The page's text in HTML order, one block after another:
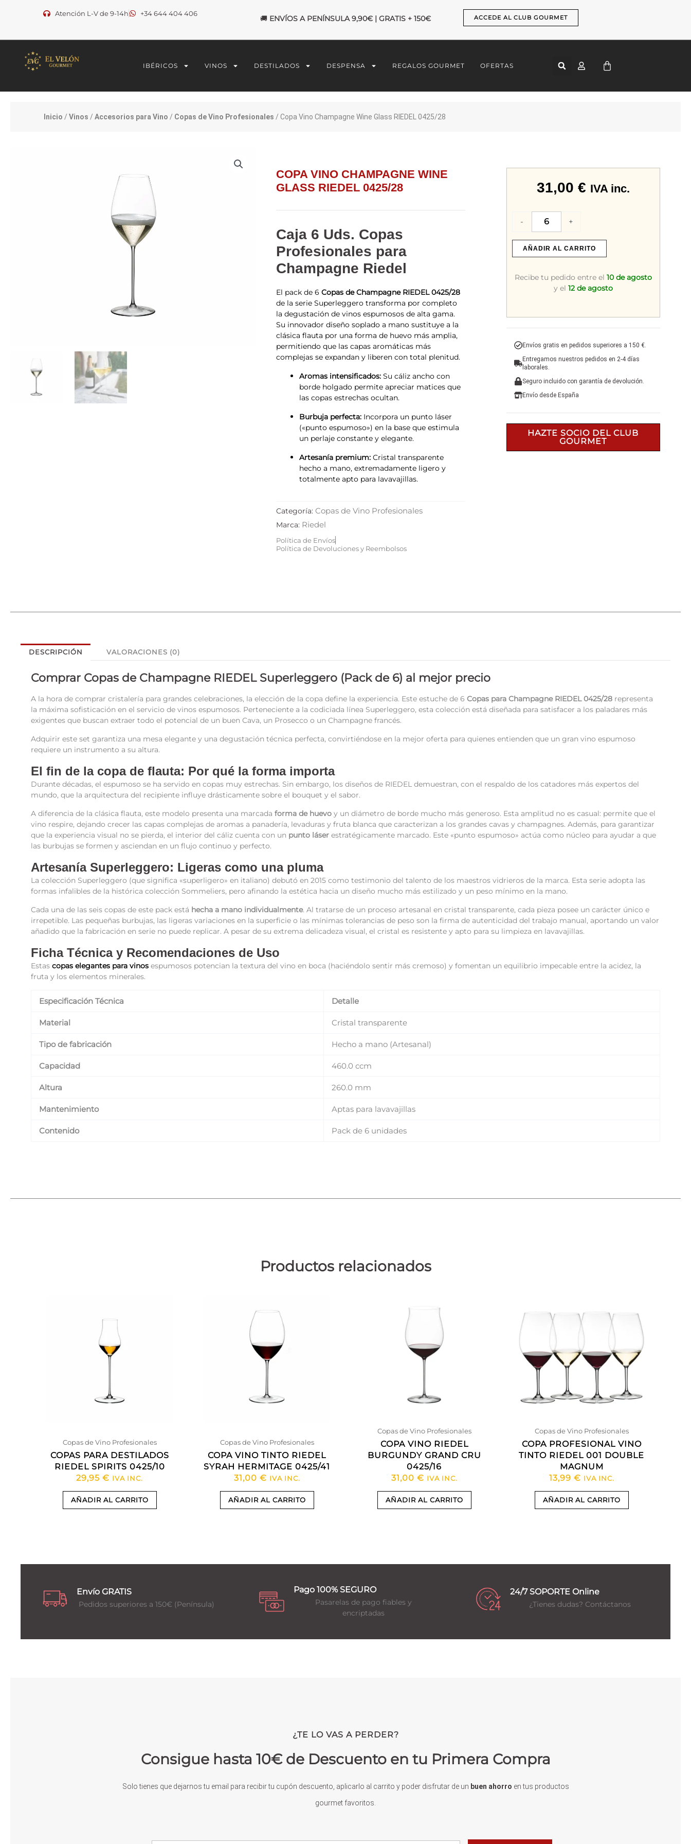
Atención L-V de 9-14h +34 644 404 406
🚚 ENVÍOS A PENÍNSULA 9,90€ | GRATIS + 150€ ACCEDE AL CLUB GOURMET
IBÉRICOS VINOS DESTILADOS DESPENSA REGALOS GOURMET OFERTAS CART
Inicio /Vinos /Accesorios para Vino / Copas de Vino Profesionales / Copa Vino Champagne Wine Glass RIEDEL 0425/28
COPA VINO CHAMPAGNE WINE
GLASS RIEDEL 0425/28
Caja 6 Uds. Copas
Profesionales para
Champagne Riedel
El pack de 6Copas de Champagne RIEDEL 0425/28
de la serie Superleggero transforma por completo
la degustación de vinos espumosos de alta gama.
Su innovador diseño soplado a mano sustituye a la
clásica flauta por una forma de huevo más amplia,
permitiendo que las capas aromáticas más
complejas se expandan y liberen con total plenitud.
Aromas intensificados: Su cáliz ancho con
borde holgado permite apreciar matices que
las copas estrechas ocultan.
Burbuja perfecta: Incorpora un punto láser
(«punto espumoso») en la base que estimula
un perlaje constante y elegante.
Artesanía premium: Cristal transparente
hecho a mano, extremadamente ligero y
totalmente apto para lavavajillas.
Categoría:Copas de Vino Profesionales
Marca: Riedel
Política de Envíos
Política de Devoluciones y Reembolsos
31,00 € IVA inc.
-
Champagne
Wine
Glass
0425/28
+
AÑADIR AL CARRITO
Recibe tu pedido entre el 10 de agosto
y el 12 de agosto
Envíos gratis en pedidos superiores a 150 €.
Entregamos nuestros pedidos en 2-4 días
laborales.
Seguro incluido con garantía de devolución.
Envío desde España
HAZTE SOCIO DEL CLUB
GOURMET
DESCRIPCIÓN VALORACIONES (0)
Comprar Copas de Champagne RIEDEL Superleggero (Pack de 6) al mejor precio
A la hora de comprar cristalería para grandes celebraciones, la elección de la copa define la experiencia. Este estuche de 6 Copas para Champagne RIEDEL 0425/28 representa
la máxima sofisticación en el servicio de vinos espumosos. Perteneciente a la codiciada línea Superleggero, esta colección está diseñada para satisfacer a los paladares más
exigentes que buscan extraer todo el potencial de un buen Cava, un Prosecco o un Champagne francés.
Adquirir este set garantiza una mesa elegante y una degustación técnica perfecta, convirtiéndose en la mejor oferta para quienes entienden que un gran vino espumoso
requiere un instrumento a su altura.
El fin de la copa de flauta: Por qué la forma importa
Durante décadas, el espumoso se ha servido en copas muy estrechas. Sin embargo, los diseños de RIEDEL demuestran, con el respaldo de los catadores más expertos del
mundo, que la arquitectura del recipiente influye drásticamente sobre el bouquet y el sabor.
A diferencia de la clásica flauta, este modelo presenta una marcada forma de huevo y un diámetro de borde mucho más generoso. Esta amplitud no es casual: permite que el
vino respire, dejando crecer las capas complejas de aromas a panadería, levaduras y fruta blanca que caracterizan a los grandes cavas y champagnes. Además, para garantizar
que la experiencia visual no se pierda, el interior del cáliz cuenta con un punto láser estratégicamente marcado. Este «punto espumoso» actúa como núcleo para ayudar a que
las burbujas se formen y asciendan en un flujo continuo y perfecto.
Artesanía Superleggero: Ligeras como una pluma
La colección Superleggero (que significa «superligero» en italiano) debutó en 2015 como testimonio del talento de los maestros vidrieros de la marca. Esta serie adopta las
formas infalibles de la histórica colección Sommeliers, pero afinando la estética hacia un diseño mucho más estilizado y un peso mínimo en la mano.
Cada una de las seis copas de este pack está hecha a mano individualmente. Al tratarse de un proceso artesanal en cristal transparente, cada pieza posee un carácter único e
irrepetible. Las pequeñas burbujas, las ligeras variaciones en la superficie o las mínimas tolerancias de peso son la firma de autenticidad del trabajo manual, aportando un valor
añadido que la fabricación en serie no puede replicar. A pesar de su extrema delicadeza visual, el cristal es resistente y apto para su limpieza en lavavajillas.
Ficha Técnica y Recomendaciones de Uso
Estas copas elegantes para vinos espumosos potencian la textura del vino en boca (haciéndolo sentir más cremoso) y fomentan un equilibrio impecable entre la acidez, la
fruta y los elementos minerales.
Especificación Técnica Detalle
Material Cristal transparente
Tipo de fabricación Hecho a mano (Artesanal)
Capacidad 460.0 ccm
Altura 260.0 mm
Mantenimiento Aptas para lavavajillas
Contenido Pack de 6 unidades
Productos relacionados
Copas de Vino Profesionales
COPAS PARA DESTILADOS
RIEDEL SPIRITS 0425/10
29,95 € IVA INC.
AÑADIR AL CARRITO
Copas de Vino Profesionales
COPA VINO TINTO RIEDEL
SYRAH HERMITAGE 0425/41
31,00 € IVA INC.
AÑADIR AL CARRITO
Copas de Vino Profesionales
COPA VINO RIEDEL
BURGUNDY GRAND CRU
0425/16
31,00 € IVA INC.
AÑADIR AL CARRITO
Copas de Vino Profesionales
COPA PROFESIONAL VINO
TINTO RIEDEL 001 DOUBLE
MAGNUM
13,99 € IVA INC.
AÑADIR AL CARRITO
Envío GRATIS
Pedidos superiores a 150€ (Península)
Pago 100% SEGURO
Pasarelas de pago fiables y
encriptadas
24/7 SOPORTE Online
¿Tienes dudas? Contáctanos
¿TE LO VAS A PERDER?
Consigue hasta 10€ de Descuento en tu Primera Compra
Solo tienes que dejarnos tu email para recibir tu cupón descuento, aplicarlo al carrito y poder disfrutar de un buen ahorro en tus productos
gourmet favoritos.
VERIFICA TU EDAD
Para acceder a nuestra exclusiva selección de vinos y
SOY MENOR DE EDAD